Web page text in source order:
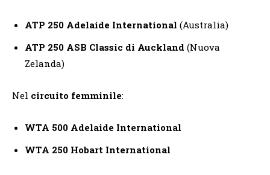
ATP 250 Adelaide International (Australia)
ATP 250 ASB Classic di Auckland (Nuova
Zelanda)
Nel circuito femminile:
WTA 500 Adelaide International
WTA 250 Hobart International